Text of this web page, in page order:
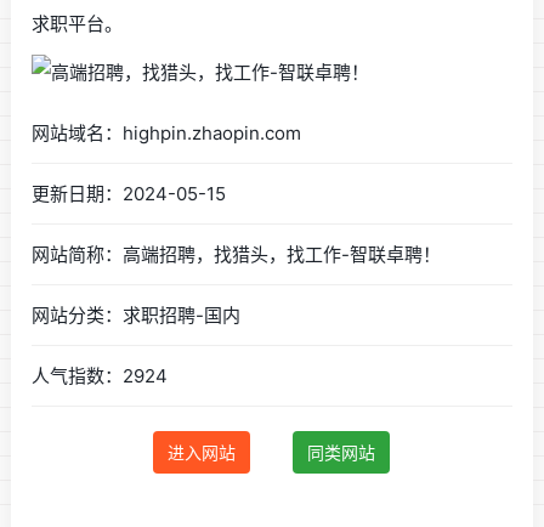
求职平台。
网站域名：highpin.zhaopin.com
更新日期：2024-05-15
网站简称：高端招聘，找猎头，找工作-智联卓聘！
网站分类：求职招聘-国内
人气指数：2924
进入网站 同类网站